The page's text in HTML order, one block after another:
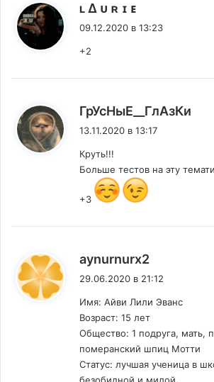
ʟ ∆ ᴜ ʀ ɪ ᴇ
09.12.2020 в 13:23
+2
ГрУсНыЕ__ГлАзКи
13.11.2020 в 13:17
Круть!!!
Больше тестов на эту
+3
aynurnurx2
29.06.2020 в 21:12
Имя: Айви Лили Эванс
Возраст: 15 лет
Общество: 1 подруга, мать,
померанский шпиц Мотти
Статус: лучшая ученица в